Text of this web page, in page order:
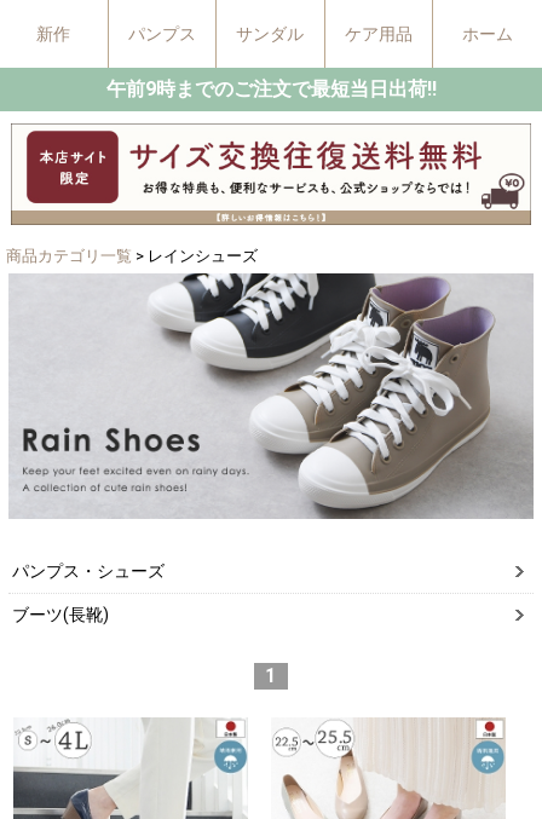
新作 パンプス サンダル ケア用品 ホーム
午前9時までのご注文で最短当日出荷!!
商品カテゴリ一覧 > レインシューズ
パンプス・シューズ
ブーツ(長靴)
1